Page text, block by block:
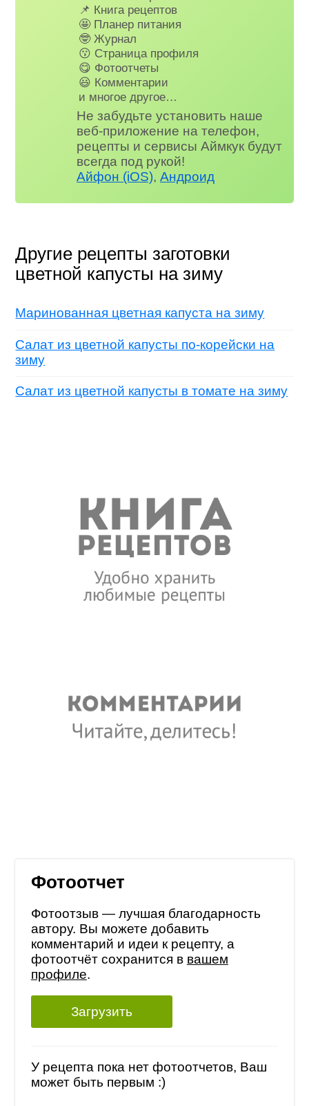
📌 Книга рецептов
🤩 Планер питания
🤓 Журнал
😗 Страница профиля
😋 Фотоотчеты
😃 Комментарии
и многое другое…
Не забудьте установить наше
веб-приложение на телефон,
рецепты и сервисы Аймкук будут
всегда под рукой!
Айфон (iOS),Андроид
Другие рецепты заготовки
цветной капусты на зиму
Маринованная цветная капуста на зиму
Салат из цветной капусты по-корейски на
зиму
Салат из цветной капусты в томате на зиму
Фотоотчет
Фотоотзыв — лучшая благодарность
автору. Вы можете добавить
комментарий и идеи к рецепту, а
фотоотчёт сохранится в вашем
профиле.
Загрузить
У рецепта пока нет фотоотчетов, Ваш
может быть первым :)